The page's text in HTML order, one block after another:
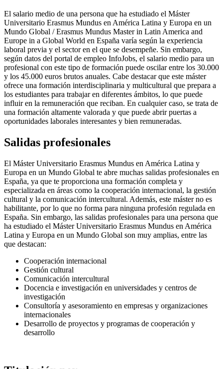
El salario medio de una persona que ha estudiado el Máster
Universitario Erasmus Mundus en América Latina y Europa en un
Mundo Global / Erasmus Mundus Master in Latin America and
Europe in a Global World en España varía según la experiencia
laboral previa y el sector en el que se desempeñe. Sin embargo,
según datos del portal de empleo InfoJobs, el salario medio para un
profesional con este tipo de formación puede oscilar entre los 30.000
y los 45.000 euros brutos anuales. Cabe destacar que este máster
ofrece una formación interdisciplinaria y multicultural que prepara a
los estudiantes para trabajar en diferentes ámbitos, lo que puede
influir en la remuneración que reciban. En cualquier caso, se trata de
una formación altamente valorada y que puede abrir puertas a
oportunidades laborales interesantes y bien remuneradas.
Salidas profesionales
El Máster Universitario Erasmus Mundus en América Latina y
Europa en un Mundo Global te abre muchas salidas profesionales en
España, ya que te proporciona una formación completa y
especializada en áreas como la cooperación internacional, la gestión
cultural y la comunicación intercultural. Además, este máster no es
habilitante, por lo que no forma para ninguna profesión regulada en
España. Sin embargo, las salidas profesionales para una persona que
ha estudiado el Máster Universitario Erasmus Mundus en América
Latina y Europa en un Mundo Global son muy amplias, entre las
que destacan:
Cooperación internacional
Gestión cultural
Comunicación intercultural
Docencia e investigación en universidades y centros de
investigación
Consultoría y asesoramiento en empresas y organizaciones
internacionales
Desarrollo de proyectos y programas de cooperación y
desarrollo